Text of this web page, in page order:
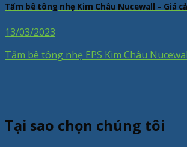
Tấm bê tông nhẹ Kim Châu Nucewall – Giá
13/03/2023
Tấm bê tông nhẹ EPS Kim Châu
Tại sao chọn chúng tôi